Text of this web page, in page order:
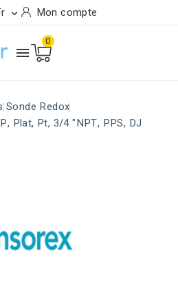
 Mon compte

0
Sonde Redox
Plat, Pt, 3/4 "NPT, PPS, DJ